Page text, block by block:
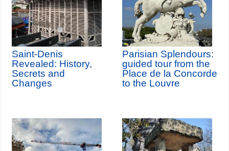
Saint-Denis
Revealed: History,
Secrets and
Changes
Parisian Splendours:
guided tour from the
Place de la Concorde
to the Louvre